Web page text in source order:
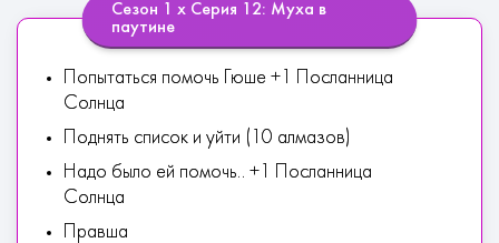
Сезон 1 х Серия 12: Муха в
паутине
Попытаться помочь Гюше +1 Посланница
Солнца
Поднять список и уйти (10 алмазов)
Надо было ей помочь.. +1 Посланница
Солнца
Правша